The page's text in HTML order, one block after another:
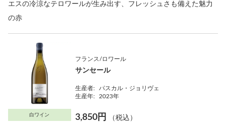
エスの冷涼なテロワールが生み出す、フレッシュさも備えた魅力
の赤
白ワイン
フランス/ロワール
サンセール
生産者:
パスカル・ジョリヴェ
生産年:
2023年
3,850円 （税込）